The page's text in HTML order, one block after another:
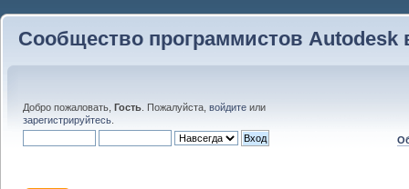
Сообщество программистов Autodesk
Добро пожаловать, Гость . Пожалуйста, войдите или
зарегистрируйтесь